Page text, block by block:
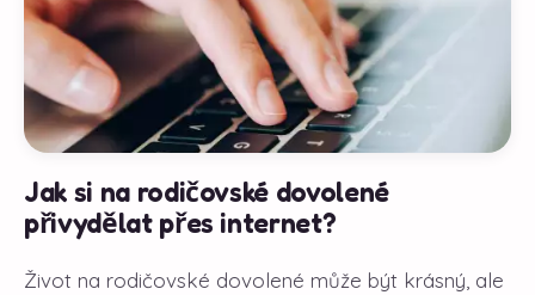
Jak si na rodičovské dovolené
přivydělat přes internet?
Život na rodičovské dovolené může být krásný, ale